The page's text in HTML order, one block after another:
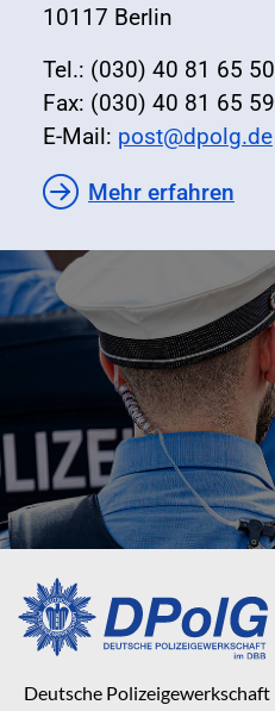
10117 Berlin
Tel.: (030) 40 81 65 50
Fax: (030) 40 81 65 59
E-Mail: post@dpolg.de
Mehr erfahren
Deutsche Polizeigewerkschaft